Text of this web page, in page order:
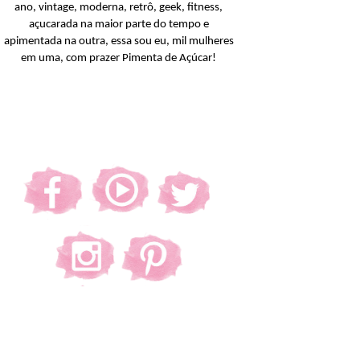
ano, vintage, moderna, retrô, geek, fitness,
açucarada na maior parte do tempo e
apimentada na outra, essa sou eu, mil mulheres
em uma, com prazer Pimenta de Açúcar!